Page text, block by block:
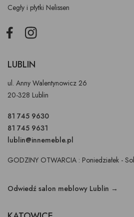
Cegły i płytki Nelissen
FacebookInstagram
LUBLIN
ul. Anny Walentynowicz 26
20-328 Lublin
81 745 9630
81 745 9631
lublin@innemeble.pl
GODZINY OTWARCIA : Poniedziałek -
Odwiedź salon meblowy Lublin →